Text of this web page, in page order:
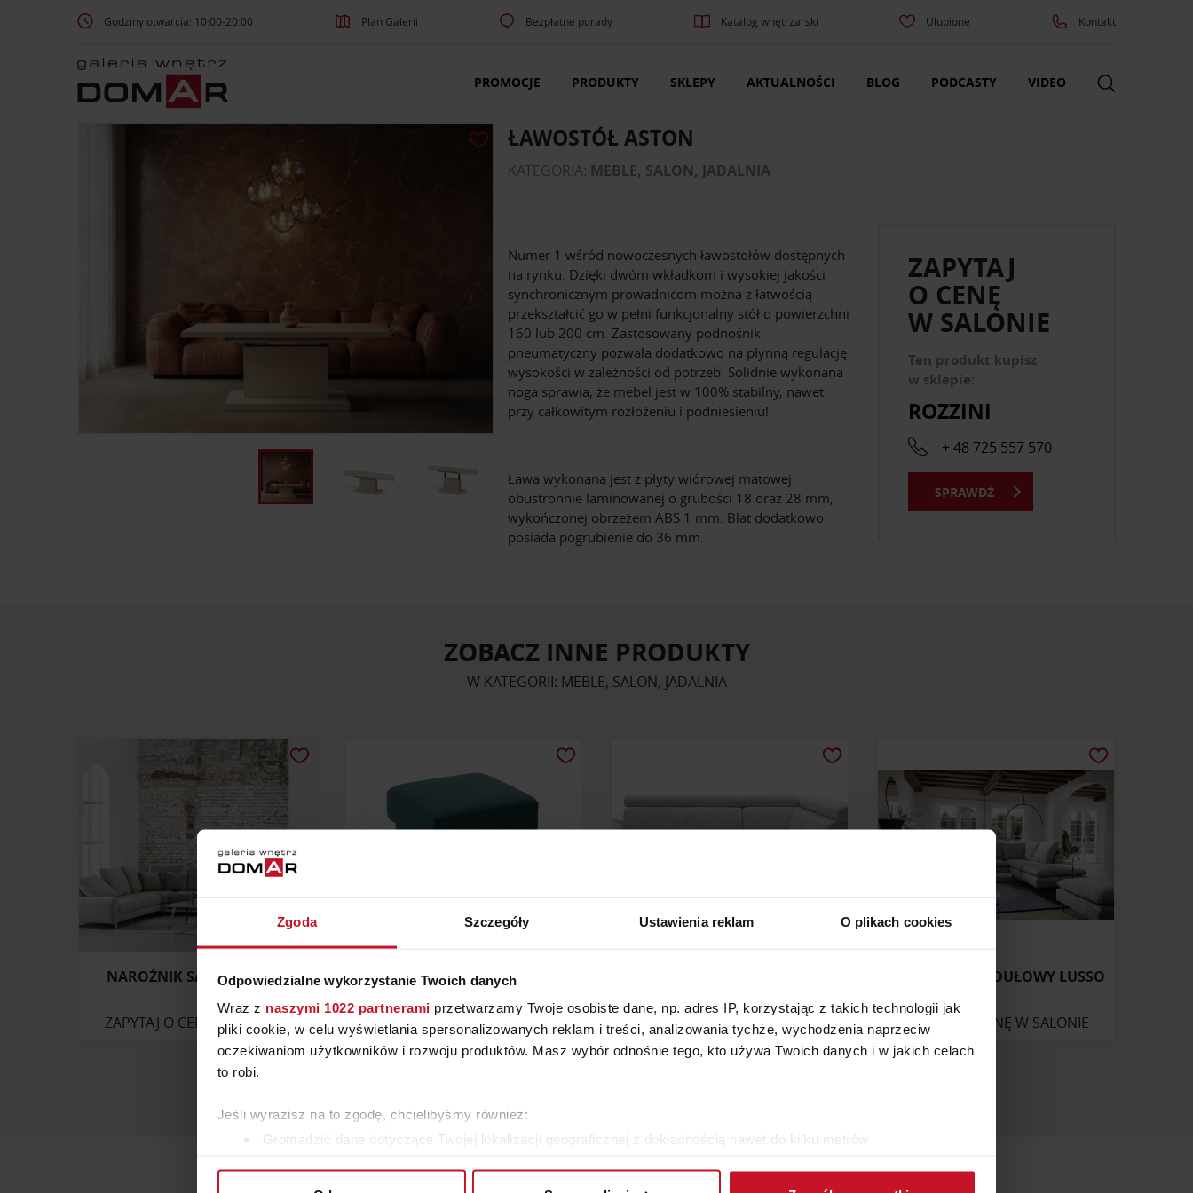
Zgoda Szczegóły Ustawienia reklam O plikach cookies
Odpowiedzialne wykorzystanie Twoich danych
Wraz z naszymi 1022 partnerami przetwarzamy Twoje osobiste dane, np. adres IP, korzystając z takich technologii jak
pliki cookie, w celu wyświetlania spersonalizowanych reklam i treści, analizowania tychże, wychodzenia naprzeciw
oczekiwaniom użytkowników i rozwoju produktów. Masz wybór odnośnie tego, kto używa Twoich danych i w jakich celach
to robi.
Jeśli wyrazisz na to zgodę, chcielibyśmy również:
Gromadzić dane dotyczące Twojej lokalizacji geograficznej z dokładnością nawet do kilku metrów
Godziny otwarcia: 10:00-20:00 Plan Galerii Bezpłatne porady Katalog wnętrzarski Ulubione Kontakt
PROMOCJE PRODUKTY SKLEPY AKTUALNOŚCI BLOG PODCASTY VIDEO
ŁAWOSTÓŁ ASTON
KATEGORIA: MEBLE, SALON, JADALNIA
Numer 1 wśród nowoczesnych ławostołów dostępnych
na rynku. Dzięki dwóm wkładkom i wysokiej jakości
synchronicznym prowadnicom można z łatwością
przekształcić go w pełni funkcjonalny stół o powierzchni
160 lub 200 cm. Zastosowany podnośnik
pneumatyczny pozwala dodatkowo na płynną regulację
wysokości w zależności od potrzeb. Solidnie wykonana
noga sprawia, że mebel jest w 100% stabilny, nawet
przy całkowitym rozłożeniu i podniesieniu!
Ława wykonana jest z płyty wiórowej matowej
obustronnie laminowanej o grubości 18 oraz 28 mm,
wykończonej obrzeżem ABS 1 mm. Blat dodatkowo
posiada pogrubienie do 36 mm.
ZAPYTAJ
O CENĘ
W SALONIE
Ten produkt kupisz
w sklepie:
ROZZINI
+ 48 725 557 570
SPRAWDŹ
ZOBACZ INNE PRODUKTY
W KATEGORII: MEBLE, SALON, JADALNIA
NAROŻNIK SALVIA – DION
ZAPYTAJ O CENĘ W SALONIE
PUFA SCANDI
ZAPYTAJ O CENĘ W SALONIE ZAPYTAJ O CENĘ W SALONIE
NAROŻNIK MODUŁOWY LUSSO
ZAPYTAJ O CENĘ W SALONIE